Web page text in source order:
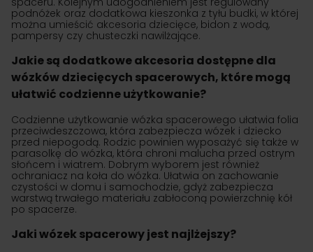
podnóżek oraz dodatkowa kieszonka z tyłu budki, w której
można umieścić akcesoria dziecięce, bidon z wodą,
pampersy czy chusteczki nawilżające.
Jakie są dodatkowe akcesoria dostępne dla
wózków dziecięcych spacerowych, które mogą
ułatwić codzienne użytkowanie?
Codzienne użytkowanie wózka spacerowego ułatwia folia
przeciwdeszczowa, która zabezpiecza wózek i dziecko
przed niepogodą. Rodzic powinien wyposażyć się także w
parasolkę do wózka, która chroni malucha przed ostrym
słońcem i wiatrem. Dobrym wyborem jest również
ochraniacz na koła do wózka. Ułatwia on zachowanie
czystości w domu i samochodzie, gdyż zabezpiecza
warstwą trwałego materiału zabłoconą powierzchnię kół
po spacerze.
Jaki wózek spacerowy jest najlżejszy?